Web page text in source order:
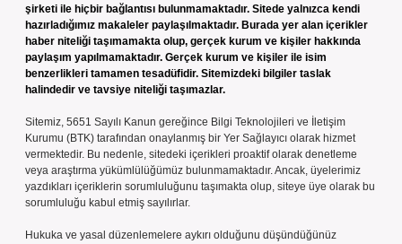
şirketi ile hiçbir bağlantısı bulunmamaktadır. Sitede yalnızca kendi
hazırladığımız makaleler paylaşılmaktadır. Burada yer alan içerikler
haber niteliği taşımamakta olup, gerçek kurum ve kişiler hakkında
paylaşım yapılmamaktadır. Gerçek kurum ve kişiler ile isim
benzerlikleri tamamen tesadüfidir. Sitemizdeki bilgiler taslak
halindedir ve tavsiye niteliği taşımazlar.
Sitemiz, 5651 Sayılı Kanun gereğince Bilgi Teknolojileri ve İletişim
Kurumu (BTK) tarafından onaylanmış bir Yer Sağlayıcı olarak hizmet
vermektedir. Bu nedenle, sitedeki içerikleri proaktif olarak denetleme
veya araştırma yükümlülüğümüz bulunmamaktadır. Ancak, üyelerimiz
yazdıkları içeriklerin sorumluluğunu taşımakta olup, siteye üye olarak bu
sorumluluğu kabul etmiş sayılırlar.
Hukuka ve yasal düzenlemelere aykırı olduğunu düşündüğünüz